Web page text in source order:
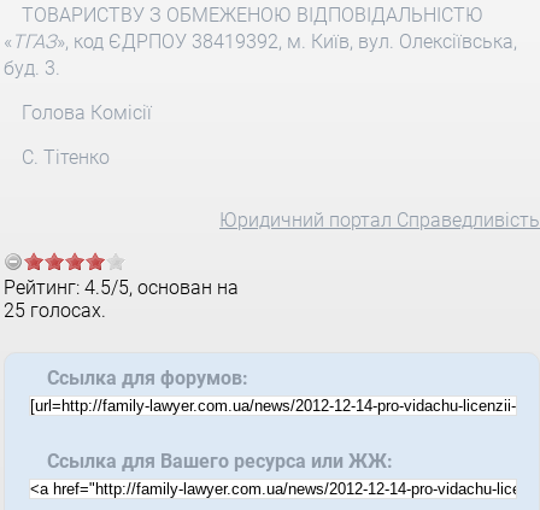
ТОВАРИСТВУ З ОБМЕЖЕНОЮ ВІДПОВІДАЛЬНІСТЮ
« ТГАЗ», код ЄДРПОУ 38419392, м. Київ, вул. Олексіївська,
буд. 3.
Голова Комісії
С. Тітенко
Юридичний портал Справедливість
Рейтинг: 4.5/5, основан на
25 голосах.
Ссылка для форумов:
Ссылка для Вашего ресурса или ЖЖ: